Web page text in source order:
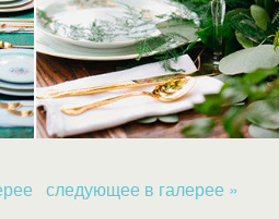
следующее в галерее »